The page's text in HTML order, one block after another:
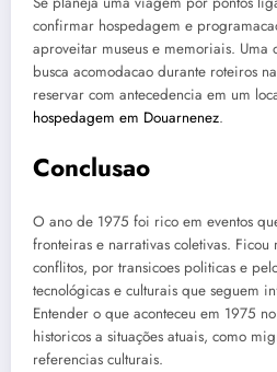
confirmar hospedagem e
aproveitar museus e memoriais.
busca acomodacao durante roteiros
reservar com antecedencia em um
hospedagem em Douarnenez.
Conclusao
O ano de 1975 foi rico em eventos
fronteiras e narrativas coletivas.
conflitos, por transicoes politicas e
tecnológicas e culturais que seguem
Entender o que aconteceu em 1975
historicos a situações atuais, como
referencias culturais.